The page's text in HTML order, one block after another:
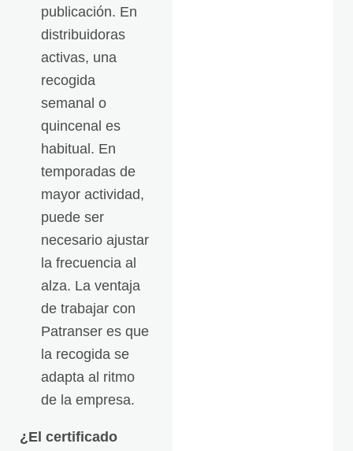
publicación. En
distribuidoras
activas, una
recogida
semanal o
quincenal es
habitual. En
temporadas de
mayor actividad,
puede ser
necesario ajustar
la frecuencia al
alza. La ventaja
de trabajar con
Patranser es que
la recogida se
adapta al ritmo
de la empresa.
¿El certificado